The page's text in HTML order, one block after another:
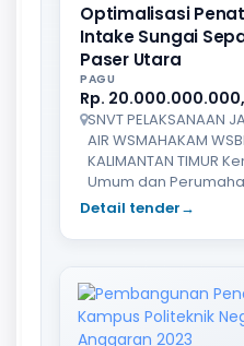
Optimalisasi
Intake Sungai
Paser Utara
PAGU
Rp.
SNVT PELAKSANAAN
AIR WSMAHAKAM
KALIMANTAN TIMUR
Umum dan
Detail tender→